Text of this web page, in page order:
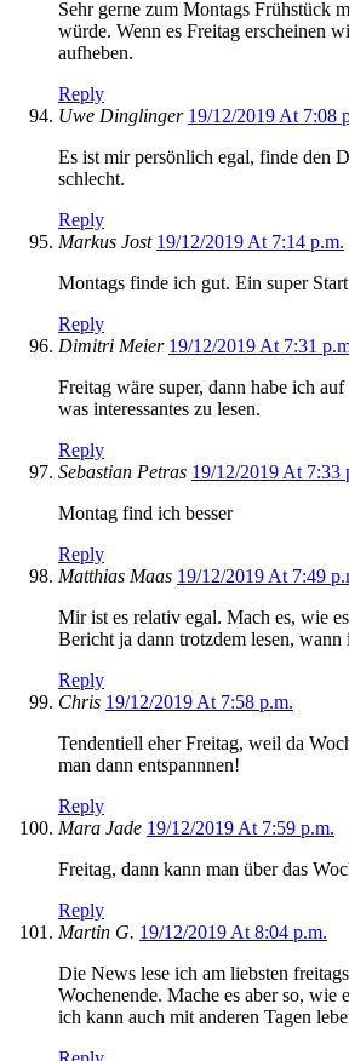
Sehr gerne zum Montags Frühstück
würde. Wenn es Freitag erscheinen
aufheben.
Reply
Uwe Dinglinger 19/12/2019 At 7:08
Es ist mir persönlich egal, finde den
schlecht.
Reply
Markus Jost 19/12/2019 At 7:14 p.m.
Montags finde ich gut. Ein super
Reply
Dimitri Meier 19/12/2019 At 7:31
Freitag wäre super, dann habe ich
was interessantes zu lesen.
Reply
Sebastian Petras 19/12/2019 At 7:33
Montag find ich besser
Reply
Matthias Maas 19/12/2019 At 7:49
Mir ist es relativ egal. Mach es, wie
Bericht ja dann trotzdem lesen, wann
Reply
Chris 19/12/2019 At 7:58 p.m.
Tendentiell eher Freitag, weil da
man dann entspannnen!
Reply
Mara Jade 19/12/2019 At 7:59 p.m.
Freitag, dann kann man über das
Reply
Martin G. 19/12/2019 At 8:04 p.m.
Die News lese ich am liebsten
Wochenende. Mache es aber so, wie
ich kann auch mit anderen Tagen